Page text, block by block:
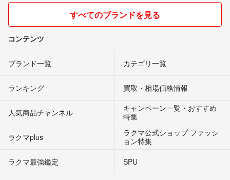
すべてのブランドを見る
コンテンツ
ブランド一覧 カテゴリ一覧
ランキング 買取・相場価格情報
人気商品チャンネル
キャンペーン一覧・おすすめ
特集
ラクマplus
ラクマ公式ショップ ファッシ
ョン特集
ラクマ最強鑑定
SPU